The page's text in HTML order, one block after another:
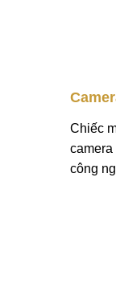
Chiếc
công